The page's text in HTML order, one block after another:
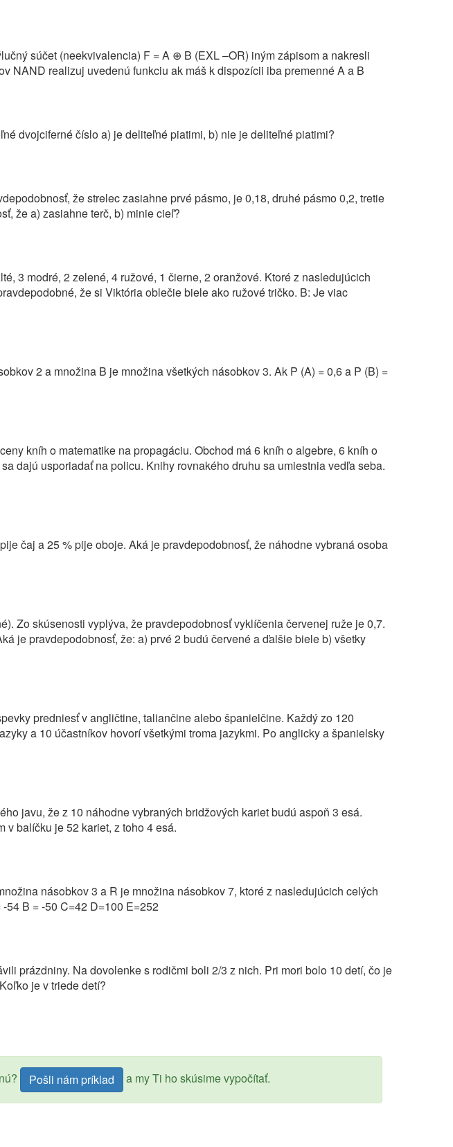
súčet (neekvivalencia) F = A ⊕ B (EXL –OR) iným zápisom a nakresli
NAND realizuj uvedenú funkciu ak máš k dispozícii iba premenné A a B
dvojciferné číslo a) je deliteľné piatimi, b) nie je deliteľné piatimi?
že strelec zasiahne prvé pásmo, je 0,18, druhé pásmo 0,2, tretie
že a) zasiahne terč, b) minie cieľ?
3 modré, 2 zelené, 4 ružové, 1 čierne, 2 oranžové. Ktoré z nasledujúcich
že si Viktória oblečie biele ako ružové tričko. B: Je viac
2 a množina B je množina všetkých násobkov 3. Ak P (A) = 0,6 a P (B) =
kníh o matematike na propagáciu. Obchod má 6 kníh o algebre, 6 kníh o
dajú usporiadať na policu. Knihy rovnakého druhu sa umiestnia vedľa seba.
čaj a 25 % pije oboje. Aká je pravdepodobnosť, že náhodne vybraná osoba
Zo skúsenosti vyplýva, že pravdepodobnosť vyklíčenia červenej ruže je 0,7.
je pravdepodobnosť, že: a) prvé 2 budú červené a ďalšie biele b) všetky
predniesť v angličtine, taliančine alebo španielčine. Každý zo 120
a 10 účastníkov hovorí všetkými troma jazykmi. Po anglicky a španielsky
javu, že z 10 náhodne vybraných bridžových kariet budú aspoň 3 esá.
v balíčku je 52 kariet, z toho 4 esá.
násobkov 3 a R je množina násobkov 7, ktoré z nasledujúcich celých
54 B = -50 C=42 D=100 E=252
prázdniny. Na dovolenke s rodičmi boli 2/3 z nich. Pri mori bolo 10 detí, čo je
je v triede detí?
Pošli nám príklad a my Ti ho skúsime vypočítať.